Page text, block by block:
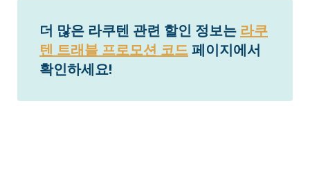
더 많은 라쿠텐 관련 할인 정보는 라쿠
텐 트래블 프로모션 코드페이지에서
확인하세요!